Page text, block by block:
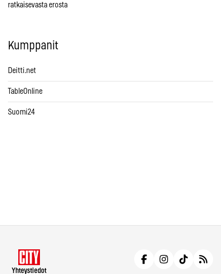
ratkaisevasta erosta
Kumppanit
Deitti.net
TableOnline
Suomi24
Yhteystiedot